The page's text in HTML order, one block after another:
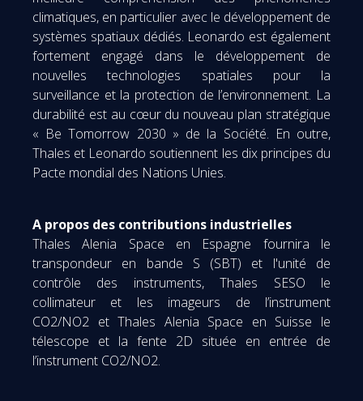
climatiques, en particulier avec le développement de
systèmes spatiaux dédiés. Leonardo est également
fortement engagé dans le développement de
nouvelles technologies spatiales pour la
surveillance et la protection de l’environnement. La
durabilité est au cœur du nouveau plan stratégique
« Be Tomorrow 2030 » de la Société. En outre,
Thales et Leonardo soutiennent les dix principes du
Pacte mondial des Nations Unies.
A propos des contributions industrielles
Thales Alenia Space en Espagne fournira le
transpondeur en bande S (SBT) et l'unité de
contrôle des instruments, Thales SESO le
collimateur et les imageurs de l’instrument
CO2/NO2 et Thales Alenia Space en Suisse le
télescope et la fente 2D située en entrée de
l’instrument CO2/NO2.